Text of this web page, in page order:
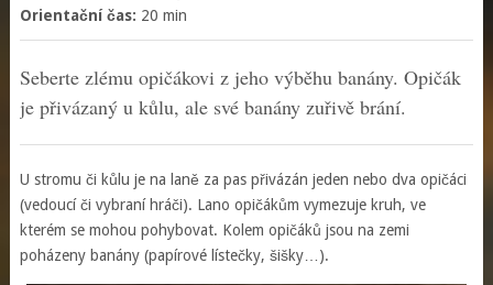
Orientační čas: 20 min
Seberte zlému opičákovi z jeho výběhu banány. Opičák
je přivázaný u kůlu, ale své banány zuřivě brání.
U stromu či kůlu je na laně za pas přivázán jeden nebo dva opičáci
(vedoucí či vybraní hráči). Lano opičákům vymezuje kruh, ve
kterém se mohou pohybovat. Kolem opičáků jsou na zemi
poházeny banány (papírové lístečky, šišky…).